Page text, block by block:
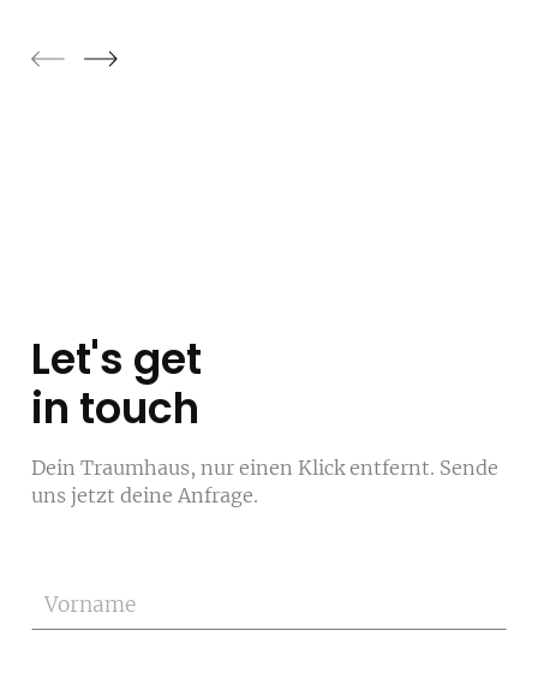
Let's get
in touch
Dein Traumhaus, nur einen Klick entfernt. Sende
uns jetzt deine Anfrage.
Vorname